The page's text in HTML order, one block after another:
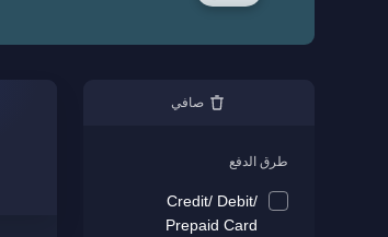
صافي
طرق الدفع
Credit/ Debit/
Prepaid Card